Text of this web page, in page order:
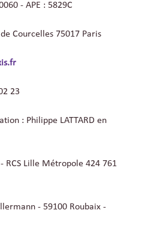
- APE : 5829C
Courcelles 75017 Paris
23
: Philippe LATTARD en
RCS Lille Métropole 424 761
- 59100 Roubaix -